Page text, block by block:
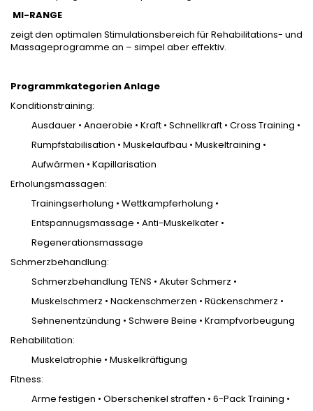
MI-RANGE
zeigt den optimalen Stimulationsbereich für Rehabilitations- und
Massageprogramme an – simpel aber effektiv.
Programmkategorien Anlage
Konditionstraining:
Ausdauer • Anaerobie • Kraft • Schnellkraft • Cross Training •
Rumpfstabilisation • Muskelaufbau • Muskeltraining •
Aufwärmen • Kapillarisation
Erholungsmassagen:
Trainingserholung • Wettkampferholung •
Entspannugsmassage • Anti-Muskelkater •
Regenerationsmassage
Schmerzbehandlung:
Schmerzbehandlung TENS • Akuter Schmerz •
Muskelschmerz • Nackenschmerzen • Rückenschmerz •
Sehnenentzündung • Schwere Beine • Krampfvorbeugung
Rehabilitation:
Muskelatrophie • Muskelkräftigung
Fitness:
Arme festigen • Oberschenkel straffen • 6-Pack Training •